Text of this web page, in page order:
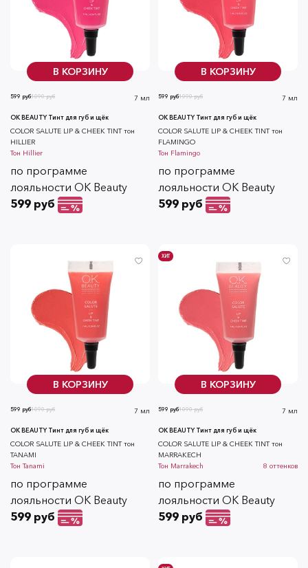
В КОРЗИНУ
1090 руб
599 руб 7 мл
OK BEAUTY Тинт для губ и щёк
СOLOR SALUTE LIP & CHEEK TINT тон
HILLIER
Тон Hillier
по программе
лояльности OK Beauty
599 руб
В КОРЗИНУ
1090 руб
599 руб 7 мл
OK BEAUTY Тинт для губ и щёк
СOLOR SALUTE LIP & CHEEK TINT тон
FLAMINGO
Тон Flamingo
по программе
лояльности OK Beauty
599 руб
В КОРЗИНУ
1090 руб
599 руб 7 мл
OK BEAUTY Тинт для губ и щёк
СOLOR SALUTE LIP & CHEEK TINT тон
TANAMI
Тон Tanami
по программе
лояльности OK Beauty
599 руб
В КОРЗИНУ
ХИТ
1090 руб
599 руб 7 мл
OK BEAUTY Тинт для губ и щёк
СOLOR SALUTE LIP & CHEEK TINT тон
MARRAKECH
Тон Marrakech 8 оттенков
по программе
лояльности OK Beauty
599 руб